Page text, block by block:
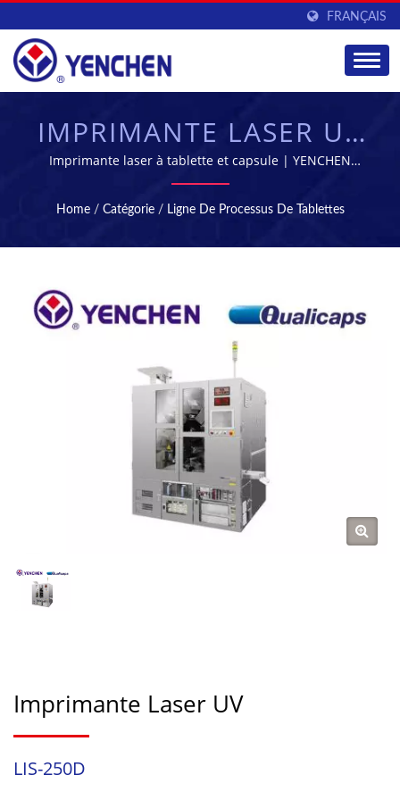
FRANÇAIS
IMPRIMANTE LASER UV
| FABRICATION ET
ÉQUIPEMENT DE
TRAITEMENT
YENCHEN
Imprimante laser à tablette et capsule | YENCHEN
MACHINERY CO., LTD. se spécialise dans la fabrication
de machines pharmaceutiques depuis 60 ans.
Home / Catégorie / Ligne De Processus De Tablettes
Imprimante Laser UV
LIS-250D